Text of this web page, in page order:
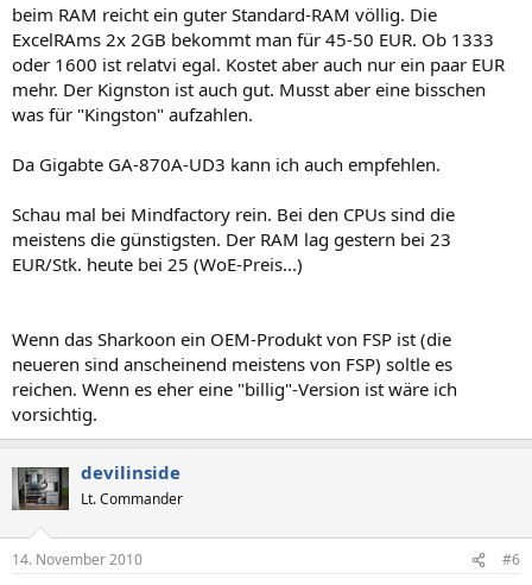
beim RAM reicht ein guter Standard-RAM völlig. Die
ExcelRAms 2x 2GB bekommt man für 45-50 EUR. Ob 1333
oder 1600 ist relatvi egal. Kostet aber auch nur ein paar EUR
mehr. Der Kignston ist auch gut. Musst aber eine bisschen
was für "Kingston" aufzahlen.
Da Gigabte GA-870A-UD3 kann ich auch empfehlen.
Schau mal bei Mindfactory rein. Bei den CPUs sind die
meistens die günstigsten. Der RAM lag gestern bei 23
EUR/Stk. heute bei 25 (WoE-Preis...)
Wenn das Sharkoon ein OEM-Produkt von FSP ist (die
neueren sind anscheinend meistens von FSP) soltle es
reichen. Wenn es eher eine "billig"-Version ist wäre ich
vorsichtig.
devilinside
Lt. Commander
14. November 2010 #6